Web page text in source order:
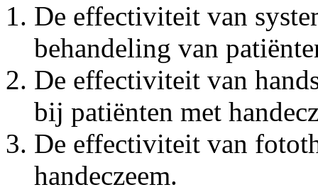
De effectiviteit van
behandeling van
De effectiviteit van
bij patiënten met
De effectiviteit van
handeczeem.